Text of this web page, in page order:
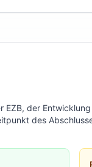
der
des